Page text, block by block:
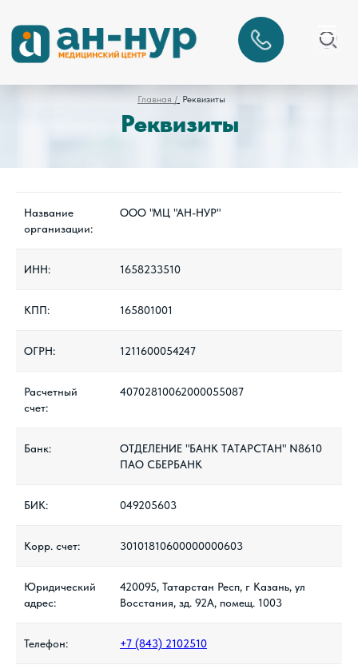
Реквизиты
Главная / Реквизиты
Название
организации:
ООО "МЦ "АН-НУР"
ИНН: 1658233510
КПП: 165801001
ОГРН: 1211600054247
Расчетный
счет:
40702810062000055087
Банк:
ОТДЕЛЕНИЕ "БАНК ТАТАРСТАН" N8610
ПАО СБЕРБАНК
БИК: 049205603
Корр. счет: 30101810600000000603
Юридический
адрес:
420095, Татарстан Респ, г Казань, ул
Восстания, зд. 92А, помещ. 1003
Телефон: +7 (843) 2102510